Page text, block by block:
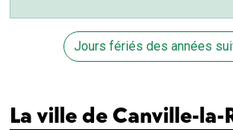
Jours fériés des années
La ville de Canville-la-